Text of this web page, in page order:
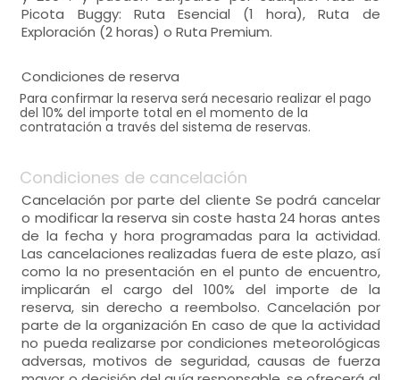
Picota Buggy: Ruta Esencial (1 hora), Ruta de
Exploración (2 horas) o Ruta Premium.
Condiciones de reserva
Para confirmar la reserva será necesario realizar el pago
del 10% del importe total en el momento de la
contratación a través del sistema de reservas.
Condiciones de cancelación
Cancelación por parte del cliente Se podrá cancelar
o modificar la reserva sin coste hasta 24 horas antes
de la fecha y hora programadas para la actividad.
Las cancelaciones realizadas fuera de este plazo, así
como la no presentación en el punto de encuentro,
implicarán el cargo del 100% del importe de la
reserva, sin derecho a reembolso. Cancelación por
parte de la organización En caso de que la actividad
no pueda realizarse por condiciones meteorológicas
adversas, motivos de seguridad, causas de fuerza